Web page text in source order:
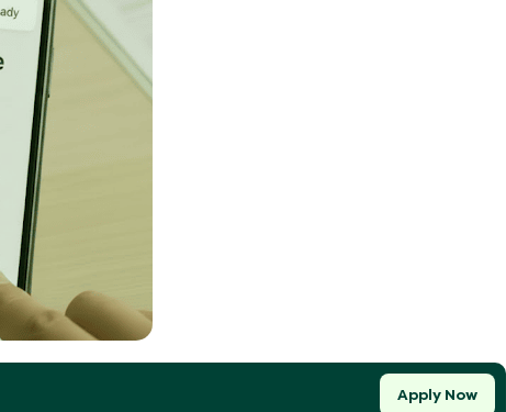
Apply Now